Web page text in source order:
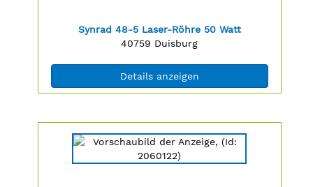
Info:
Titel:
Synrad 48-5 Laser-Röhre 50 Watt
Postleitzahl:
40759 Ort:
Duisburg
Details anzeigen(ID: 2060121)
der
Anzeige